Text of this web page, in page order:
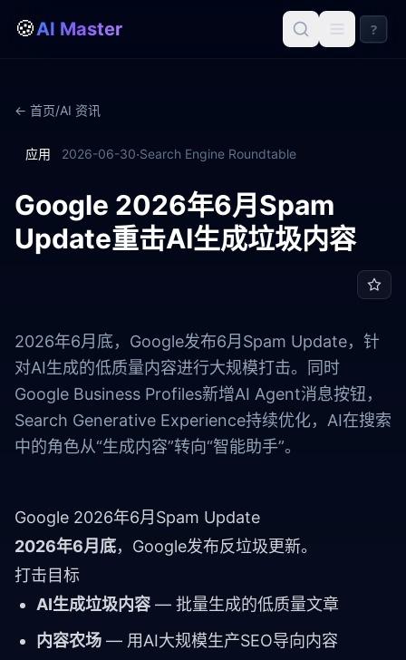
🍪AI Master ?
← 首页/AI 资讯
应用 2026-06-30·Search Engine Roundtable
Google 2026年6月Spam
Update重击AI生成垃圾内容
2026年6月底，Google发布6月Spam Update，针
对AI生成的低质量内容进行大规模打击。同时
Google Business Profiles新增AI Agent消息按钮，
Search Generative Experience持续优化，AI在搜索
中的角色从“生成内容”转向“智能助手”。
Google 2026年6月Spam Update
2026年6月底，Google发布反垃圾更新。
打击目标
AI生成垃圾内容 — 批量生成的低质量文章
内容农场 — 用AI大规模生产SEO导向内容